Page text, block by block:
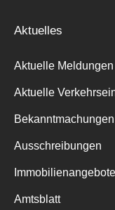
SucheAktuelles
Aktuelle Meldungen
Aktuelle
Bekanntmachungen
Ausschreibungen
Immobilienangebote
Amtsblatt